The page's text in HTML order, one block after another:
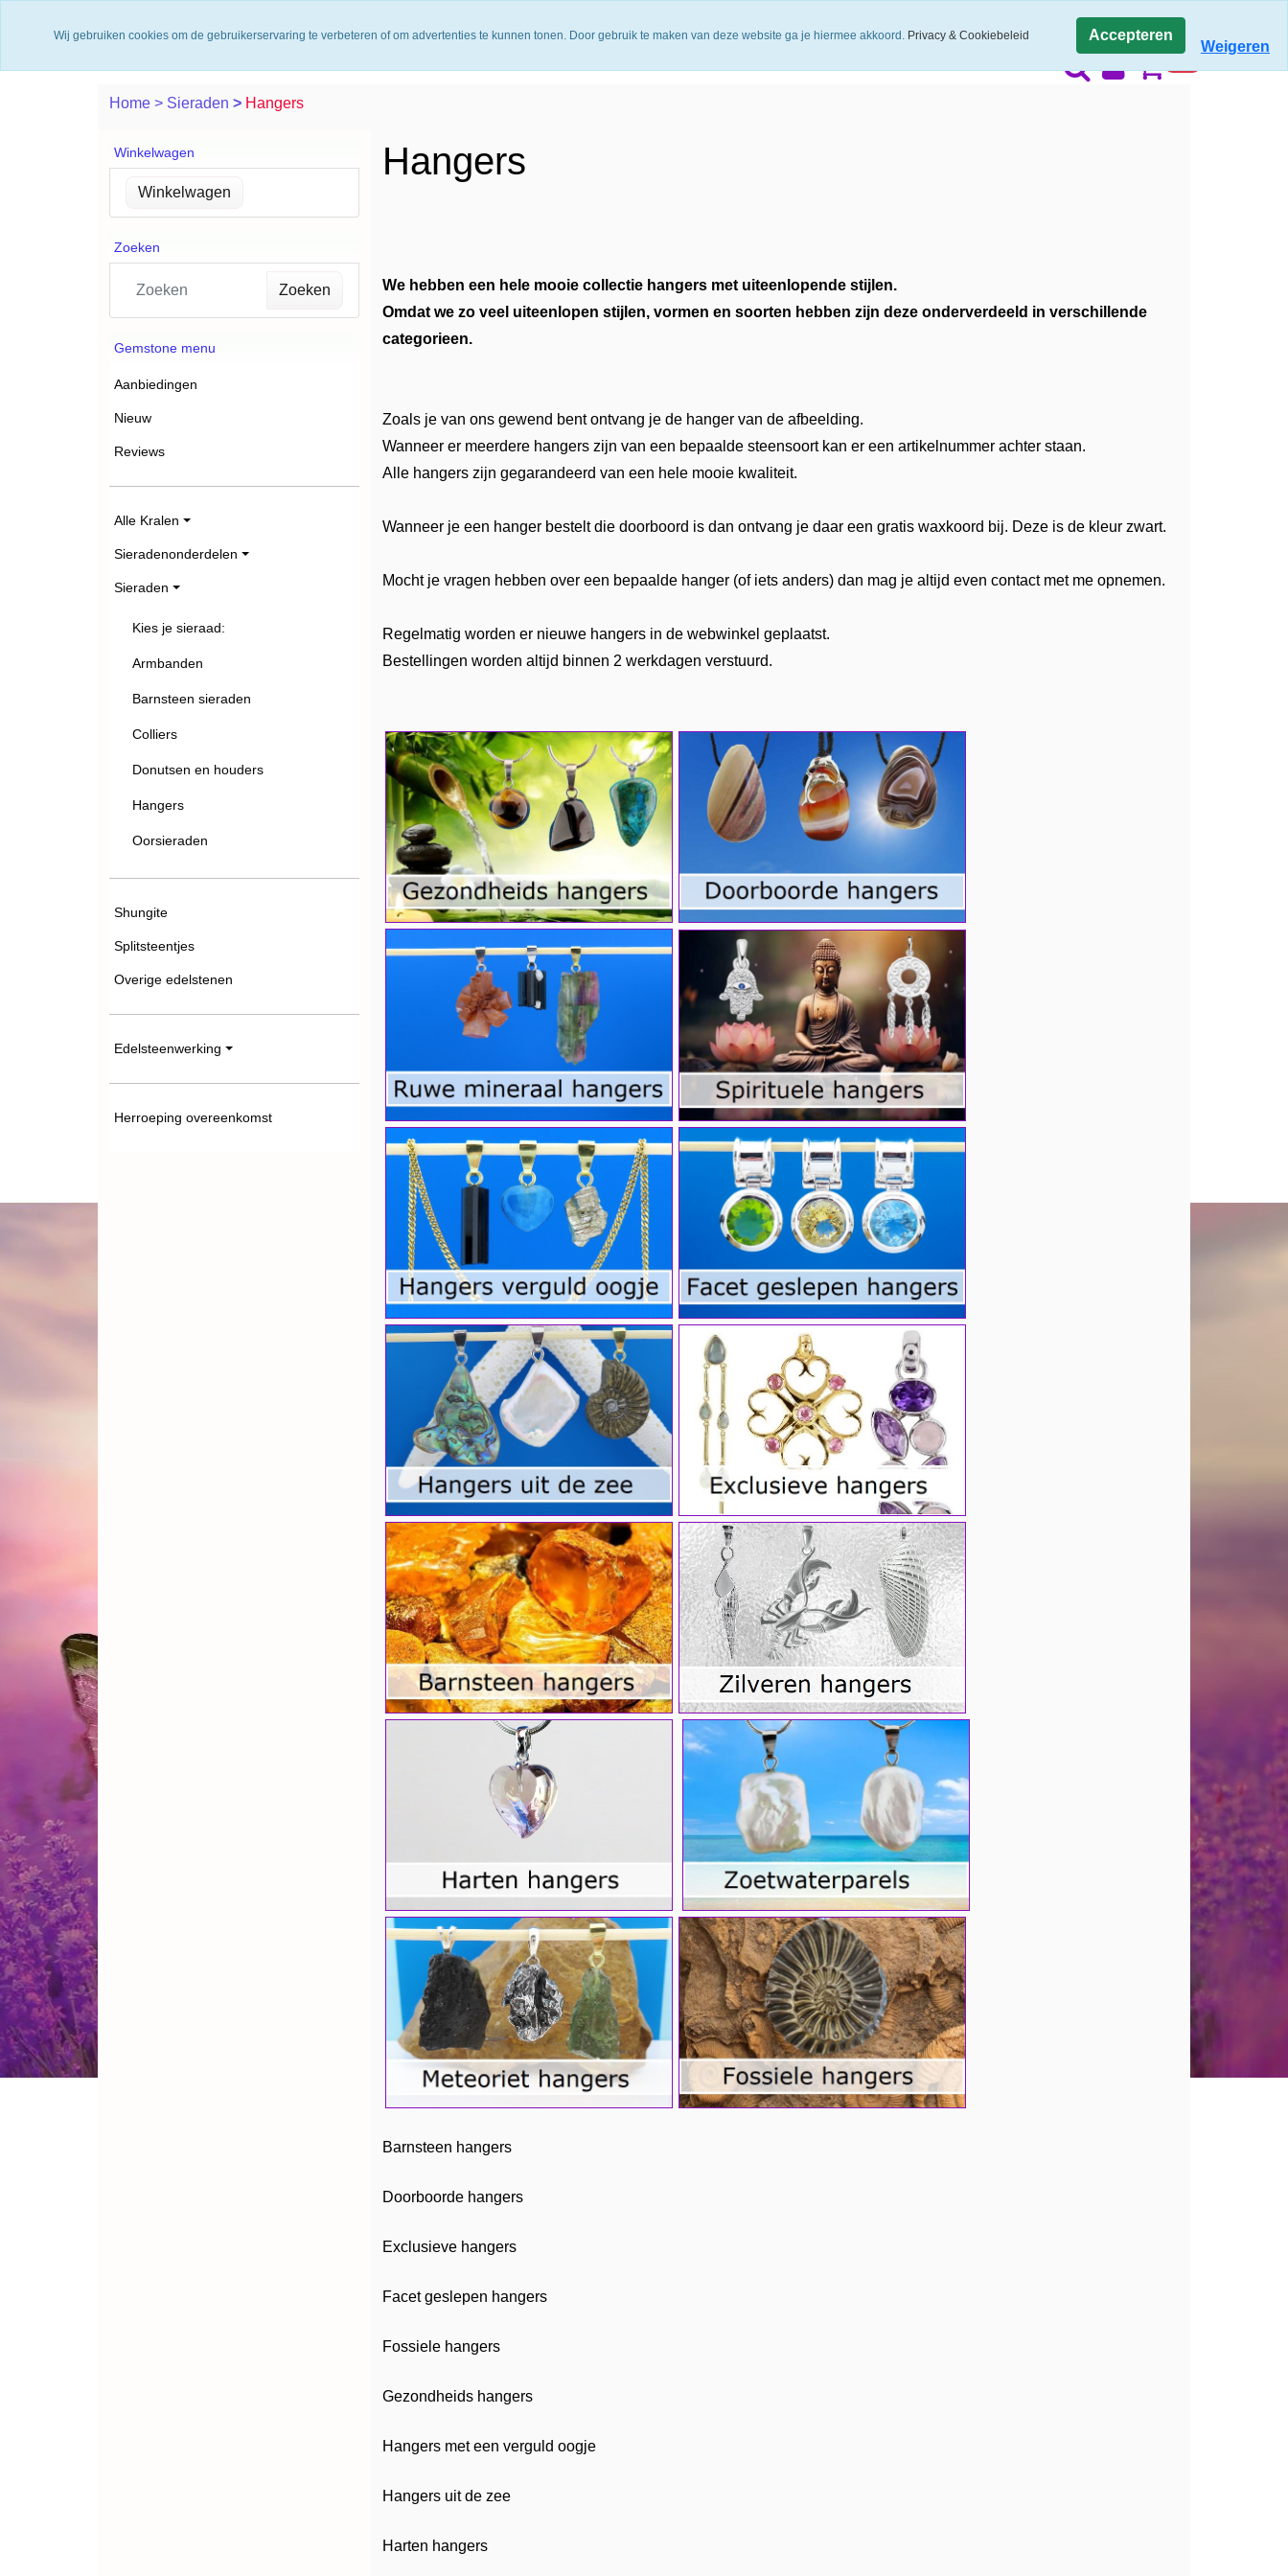
Home > Sieraden > Hangers
Winkelwagen
Zoeken
Zoeken
Gemstone menu
Aanbiedingen
Nieuw
Reviews
Alle Kralen
Sieradenonderdelen
Sieraden
Kies je sieraad:
Armbanden
Barnsteen sieraden
Colliers
Donutsen en houders
Hangers
Oorsieraden
Shungite
Splitsteentjes
Overige edelstenen
Edelsteenwerking
Herroeping overeenkomst
Hangers
We hebben een hele mooie collectie hangers met uiteenlopende stijlen.
Omdat we zo veel uiteenlopen stijlen, vormen en soorten hebben zijn deze onderverdeeld in verschillende
categorieen.
Zoals je van ons gewend bent ontvang je de hanger van de afbeelding.
Wanneer er meerdere hangers zijn van een bepaalde steensoort kan er een artikelnummer achter staan.
Alle hangers zijn gegarandeerd van een hele mooie kwaliteit.
Wanneer je een hanger bestelt die doorboord is dan ontvang je daar een gratis waxkoord bij. Deze is de kleur zwart.
Mocht je vragen hebben over een bepaalde hanger (of iets anders) dan mag je altijd even contact met me opnemen.
Regelmatig worden er nieuwe hangers in de webwinkel geplaatst.
Bestellingen worden altijd binnen 2 werkdagen verstuurd.
Barnsteen hangers
Doorboorde hangers
Exclusieve hangers
Facet geslepen hangers
Fossiele hangers
Gezondheids hangers
Hangers met een verguld oogje
Hangers uit de zee
Harten hangers
Wij gebruiken cookies om de gebruikerservaring te verbeteren of om advertenties te kunnen tonen. Door gebruik te maken van deze website ga je hiermee akkoord. Privacy & Cookiebeleid Accepteren
Weigeren